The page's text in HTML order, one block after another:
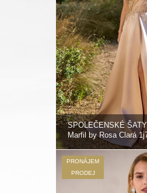
SPOLEČENSKÉ ŠATY
Marfil by Rosa Clará
PRONÁJEM
PRODEJ